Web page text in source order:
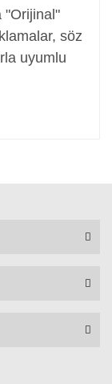
"Orijinal"
söz
uyumlu